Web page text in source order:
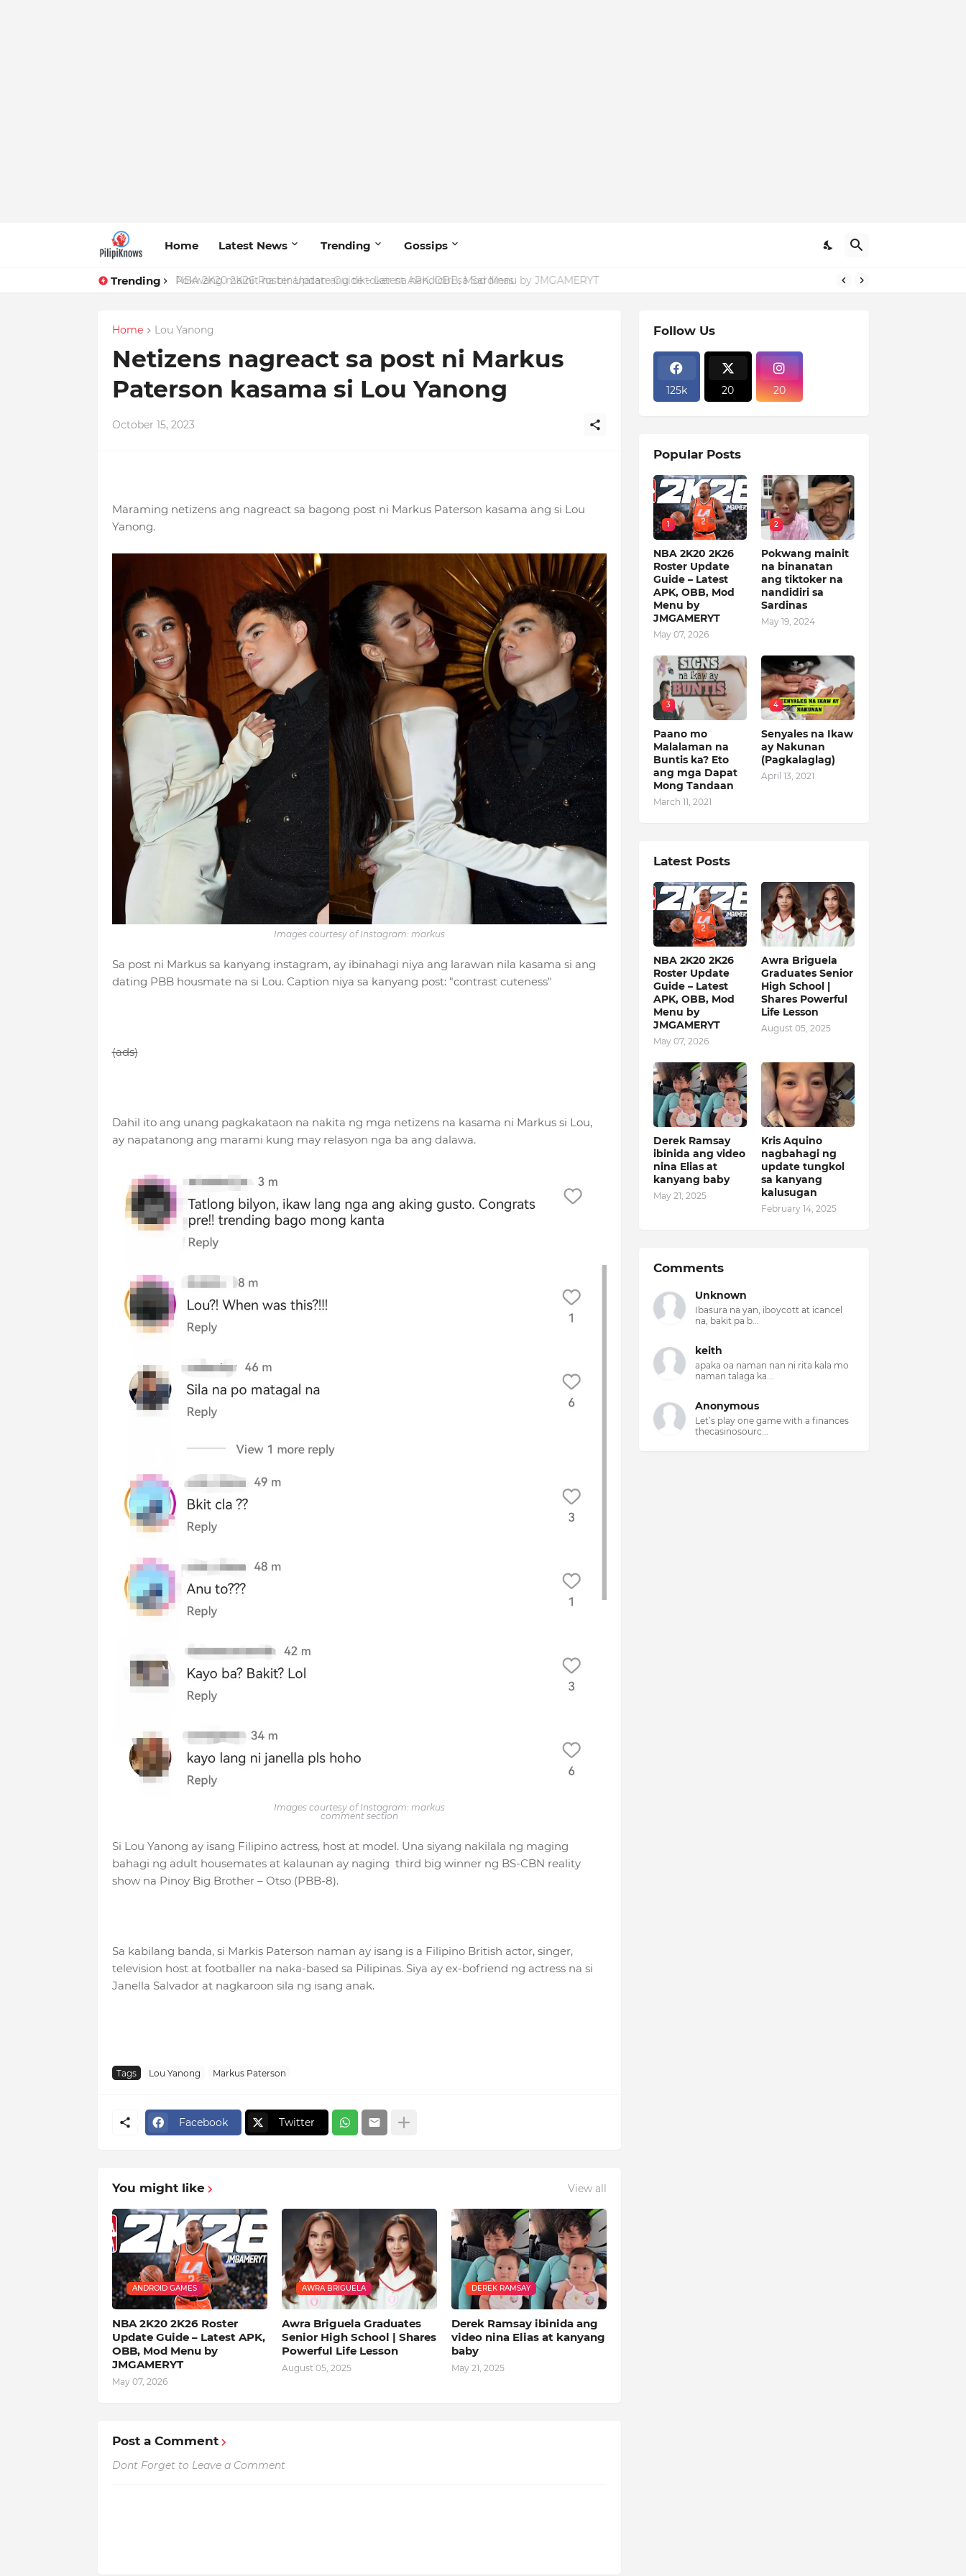
Home Latest News Trending Gossips
Trending Pokwang mainit na binanatan ang tiktoker na nandidiri sa Sardinas
Home Lou Yanong
Netizens nagreact sa post ni Markus
Paterson kasama si Lou Yanong
October 15, 2023
Maraming netizens ang nagreact sa bagong post ni Markus Paterson kasama ang si Lou
Yanong.
Images courtesy of Instagram: markus
Sa post ni Markus sa kanyang instagram, ay ibinahagi niya ang larawan nila kasama si ang
dating PBB housmate na si Lou. Caption niya sa kanyang post: "contrast cuteness"
(ads)
Dahil ito ang unang pagkakataon na nakita ng mga netizens na kasama ni Markus si Lou,
ay napatanong ang marami kung may relasyon nga ba ang dalawa.
Images courtesy of Instagram: markus
comment section
Si Lou Yanong ay isang Filipino actress, host at model. Una siyang nakilala ng maging
bahagi ng adult housemates at kalaunan ay naging third big winner ng BS-CBN reality
show na Pinoy Big Brother – Otso (PBB-8).
Sa kabilang banda, si Markis Paterson naman ay isang is a Filipino British actor, singer,
television host at footballer na naka-based sa Pilipinas. Siya ay ex-bofriend ng actress na si
Janella Salvador at nagkaroon sila ng isang anak.
Tags Lou Yanong Markus Paterson
Facebook Twitter
You might like View all
ANDROID GAMES
NBA 2K20 2K26 Roster
Update Guide – Latest APK,
OBB, Mod Menu by
JMGAMERYT
May 07, 2026
AWRA BRIGUELA
Awra Briguela Graduates
Senior High School | Shares
Powerful Life Lesson
August 05, 2025
DEREK RAMSAY
Derek Ramsay ibinida ang
video nina Elias at kanyang
baby
May 21, 2025
Post a Comment
Dont Forget to Leave a Comment
Follow Us
125k 20 20
Popular Posts
1
NBA 2K20 2K26
Roster Update
Guide – Latest
APK, OBB, Mod
Menu by
JMGAMERYT
May 07, 2026
2
Pokwang mainit
na binanatan
ang tiktoker na
nandidiri sa
Sardinas
May 19, 2024
3
Paano mo
Malalaman na
Buntis ka? Eto
ang mga Dapat
Mong Tandaan
March 11, 2021
4
Senyales na Ikaw
ay Nakunan
(Pagkalaglag)
April 13, 2021
Latest Posts
NBA 2K20 2K26
Roster Update
Guide – Latest
APK, OBB, Mod
Menu by
JMGAMERYT
May 07, 2026
Awra Briguela
Graduates Senior
High School |
Shares Powerful
Life Lesson
August 05, 2025
Derek Ramsay
ibinida ang video
nina Elias at
kanyang baby
May 21, 2025
Kris Aquino
nagbahagi ng
update tungkol
sa kanyang
kalusugan
February 14, 2025
Comments
Unknown
Ibasura na yan, iboycott at icancel
na, bakit pa b...
keith
apaka oa naman nan ni rita kala mo
naman talaga ka...
Anonymous
Let’s play one game with a finances
thecasinosourc...